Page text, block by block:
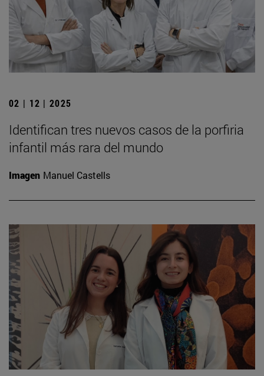
02 | 12 | 2025
Identifican tres nuevos casos de la porfiria
infantil más rara del mundo
Imagen Manuel Castells